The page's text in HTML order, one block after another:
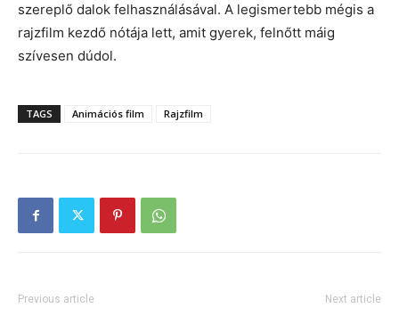
szereplő dalok felhasználásával. A legismertebb mégis a
rajzfilm kezdő nótája lett, amit gyerek, felnőtt máig
szívesen dúdol.
TAGS Animációs film Rajzfilm
Previous article Next article